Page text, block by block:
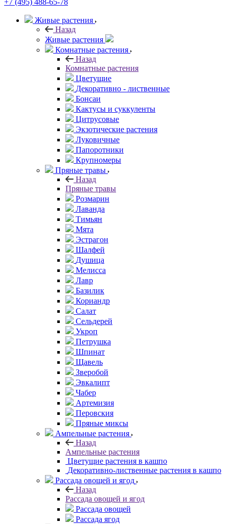
+7 (495) 488-65-78
Живые растения
Назад
Живые растения
Комнатные растения
Назад
Комнатные растения
Цветущие
Декоративно - лиственные
Бонсаи
Кактусы и суккуленты
Цитрусовые
Экзотические растения
Луковичные
Папоротники
Крупномеры
Пряные травы
Назад
Пряные травы
Розмарин
Лаванда
Тимьян
Мята
Эстрагон
Шалфей
Душица
Мелисса
Лавр
Базилик
Кориандр
Салат
Сельдерей
Укроп
Петрушка
Шпинат
Щавель
Зверобой
Эвкалипт
Чабер
Артемизия
Перовския
Пряные миксы
Ампельные растения
Назад
Ампельные растения
Цветущие растения в кашпо
Декоративно-лиственные растения в кашпо
Рассада овощей и ягод
Назад
Рассада овощей и ягод
Рассада овощей
Рассада ягод